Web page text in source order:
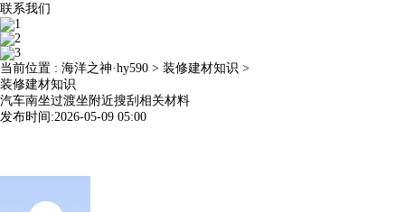
联系我们
当前位置 : 海洋之神·hy590 > 装修建材知识 >
装修建材知识
汽车南坐过渡坐附近搜刮相关材料
发布时间:2026-05-09 05:00